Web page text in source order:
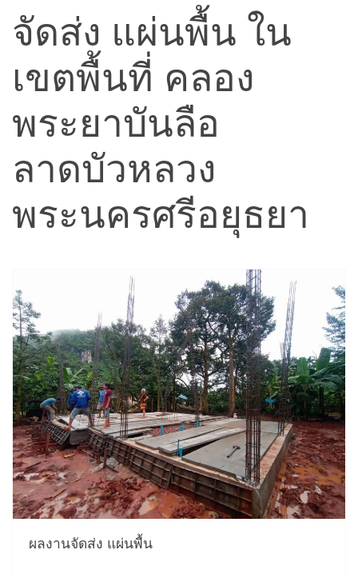
จัดส่ง แผ่นพื้น ใน
เขตพื้นที่ คลอง
พระยาบันลือ
ลาดบัวหลวง
พระนครศรีอยุธยา
ผลงานจัดส่ง แผ่นพื้น